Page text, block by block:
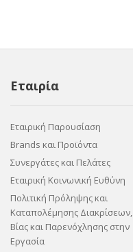
Εταιρία
Εταιρική Παρουσίαση
Brands και Προϊόντα
Συνεργάτες και Πελάτες
Εταιρική Κοινωνική Ευθύνη
Πολιτική Πρόληψης και
Καταπολέμησης Διακρίσεων,
Βίας και Παρενόχλησης στην
Εργασία